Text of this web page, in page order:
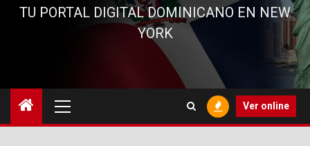
TU PORTAL DIGITAL DOMINICANO EN NEW
YORK
principal
Ver online